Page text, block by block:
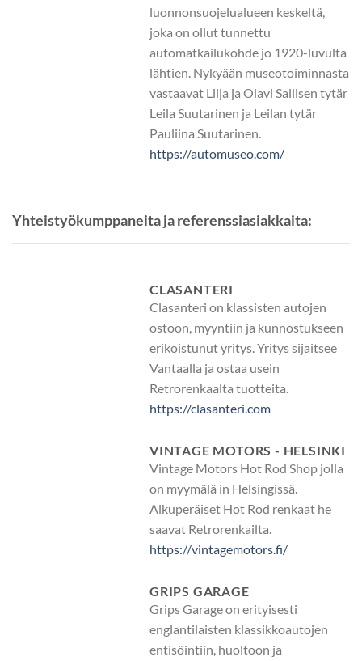
luonnonsuojelualueen keskeltä,
joka on ollut tunnettu
automatkailukohde jo 1920-luvulta
lähtien. Nykyään museotoiminnasta
vastaavat Lilja ja Olavi Sallisen tytär
Leila Suutarinen ja Leilan tytär
Pauliina Suutarinen.
https://automuseo.com/
Yhteistyökumppaneita ja referenssiasiakkaita:
CLASANTERI
Clasanteri on klassisten autojen
ostoon, myyntiin ja kunnostukseen
erikoistunut yritys. Yritys sijaitsee
Vantaalla ja ostaa usein
Retrorenkaalta tuotteita.
https://clasanteri.com
VINTAGE MOTORS - HELSINKI
Vintage Motors Hot Rod Shop jolla
on myymälä in Helsingissä.
Alkuperäiset Hot Rod renkaat he
saavat Retrorenkailta.
https://vintagemotors.fi/
GRIPS GARAGE
Grips Garage on erityisesti
englantilaisten klassikkoautojen
entisöintiin, huoltoon ja